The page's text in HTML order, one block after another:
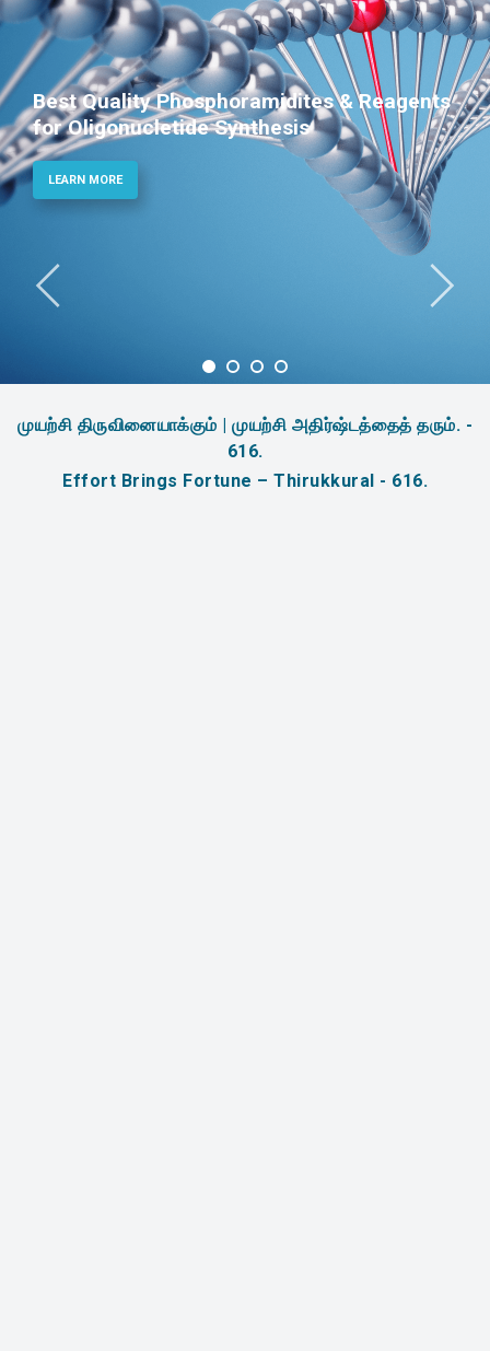
Best Quality Phosphoramidites & Reagents
for Oligonucletide Synthesis
LEARN MORE
முயற்சி திருவினையாக்கும் | முயற்சி அதிர்ஷ்டத்தைத் தரும். -
616.
Effort Brings Fortune – Thirukkural - 616.